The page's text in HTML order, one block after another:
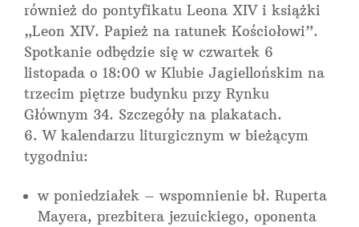
również do pontyfikatu Leona XIV i książki
„Leon XIV. Papież na ratunek Kościołowi”.
Spotkanie odbędzie się w czwartek 6
listopada o 18:00 w Klubie Jagiellońskim na
trzecim piętrze budynku przy Rynku
Głównym 34. Szczegóły na plakatach.
W kalendarzu liturgicznym w bieżącym
tygodniu:
w poniedziałek – wspomnienie bł. Ruperta
Mayera, prezbitera jezuickiego, oponenta